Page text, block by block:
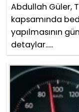
Abdullah Güler,
kapsamında
yapılmasının
detaylar.....